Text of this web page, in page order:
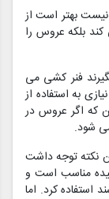
بهتر است از
کند بلکه عروس را
فنر کشی می
به استفاده از
که اگر عروس در
شود.
نکته توجه داشت
مناسب است و
استفاده کرد. اما